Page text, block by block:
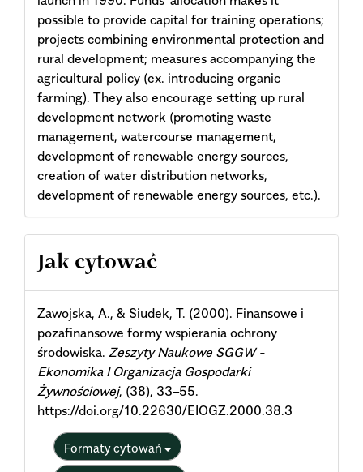
possible to provide capital for training operations;
projects combining environmental protection and
rural development; measures accompanying the
agricultural policy (ex. introducing organic
farming). They also encourage setting up rural
development network (promoting waste
management, watercourse management,
development of renewable energy sources,
creation of water distribution networks,
development of renewable energy sources, etc.).
Article
Details
Jak cytować
Zawojska, A., & Siudek, T. (2000). Finansowe i
pozafinansowe formy wspierania ochrony
środowiska. Zeszyty Naukowe SGGW -
Ekonomika I Organizacja Gospodarki
Żywnościowej, (38), 33–55.
https://doi.org/10.22630/EIOGZ.2000.38.3
Formaty cytowań